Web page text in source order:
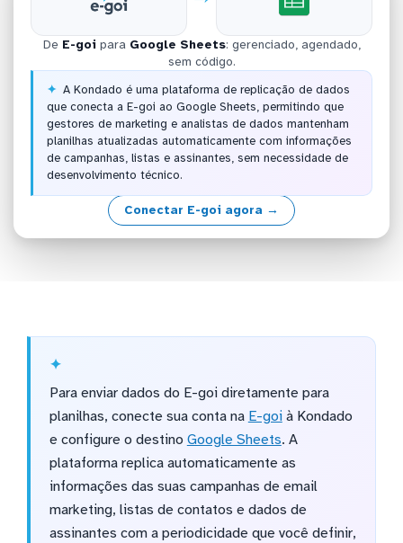
De E-goipara Google Sheets: gerenciado, agendado,
sem código.
A Kondado é uma plataforma de replicação de dados
que conecta a E-goi ao Google Sheets, permitindo que
gestores de marketing e analistas de dados mantenham
planilhas atualizadas automaticamente com informações
de campanhas, listas e assinantes, sem necessidade de
desenvolvimento técnico.
Conectar E-goi agora →
Para enviar dados do E-goi diretamente para
planilhas, conecte sua conta na E-goià Kondado
e configure o destino Google Sheets. A
plataforma replica automaticamente as
informações das suas campanhas de email
marketing, listas de contatos e dados de
assinantes com a periodicidade que você definir,